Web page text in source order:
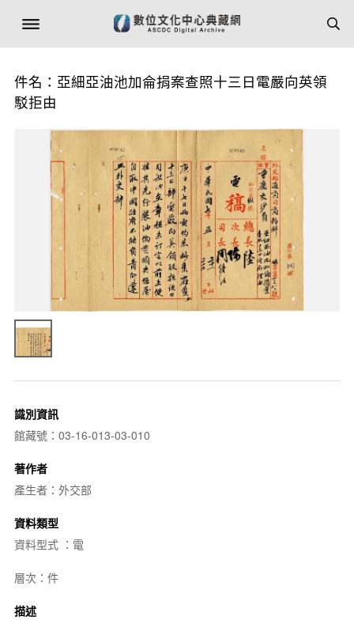
件名：亞細亞油池加侖捐案查照十三日電嚴向英領
駁拒由
識別資訊
館藏號：03-16-013-03-010
著作者
產生者：外交部
資料類型
資料型式 ：電
層次：件
描述